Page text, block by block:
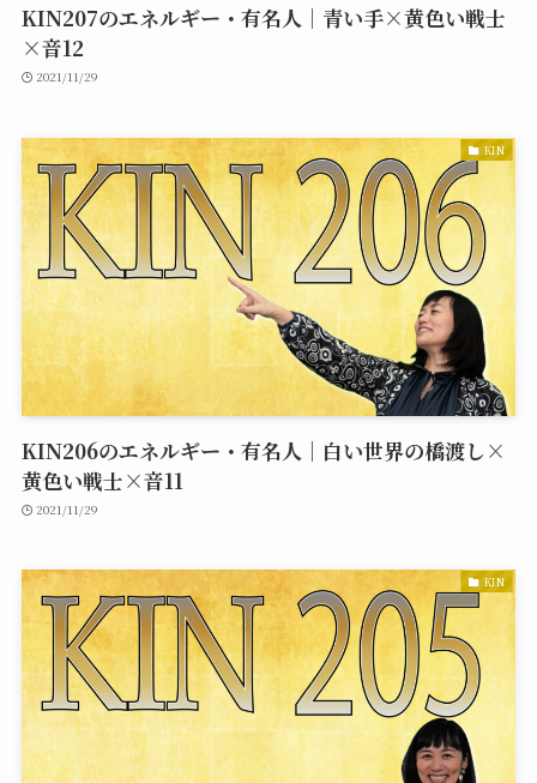
KIN207のエネルギー・有名人｜青い手×黄色い戦士
×音12
2021/11/29
KIN
KIN206のエネルギー・有名人｜白い世界の橋渡し×
黄色い戦士×音11
2021/11/29
KIN